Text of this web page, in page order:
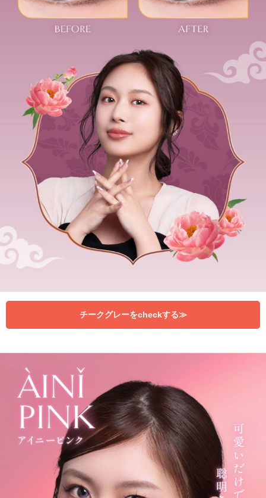
チークグレーをcheckする≫